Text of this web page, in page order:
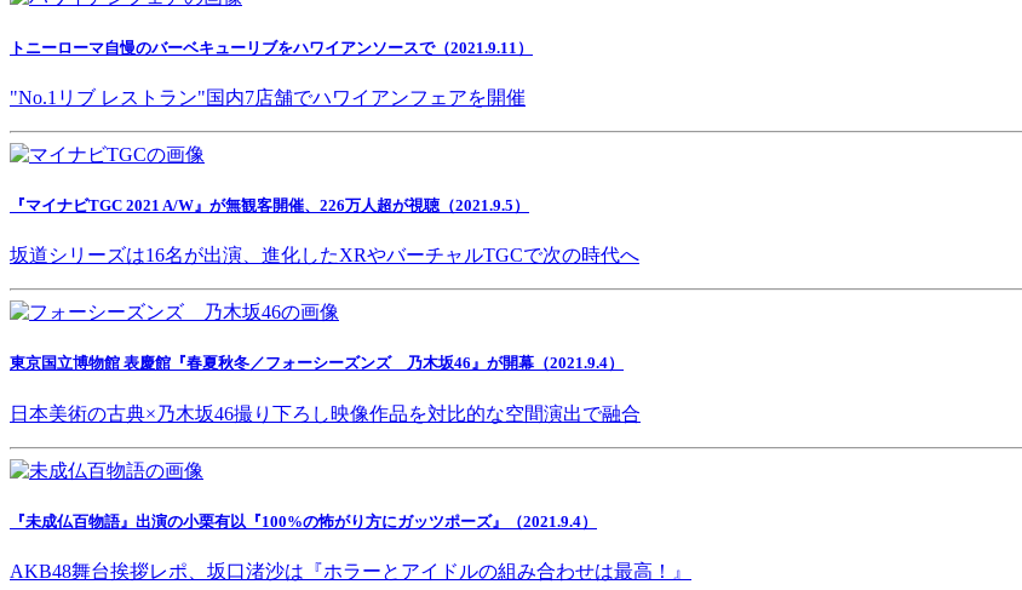
トニーローマ自慢のバーベキューリブをハワイアンソースで（2021.9.11）
"No.1リブ レストラン"国内7店舗でハワイアンフェアを開催
『マイナビTGC 2021 A/W』が無観客開催、226万人超が視聴（2021.9.5）
坂道シリーズは16名が出演、進化したXRやバーチャルTGCで次の時代へ
東京国立博物館 表慶館『春夏秋冬／フォーシーズンズ 乃木坂46』が開幕（2021.9.4）
日本美術の古典×乃木坂46撮り下ろし映像作品を対比的な空間演出で融合
『未成仏百物語』出演の小栗有以『100%の怖がり方にガッツポーズ』（2021.9.4）
AKB48舞台挨拶レポ、坂口渚沙は『ホラーとアイドルの組み合わせは最高！』